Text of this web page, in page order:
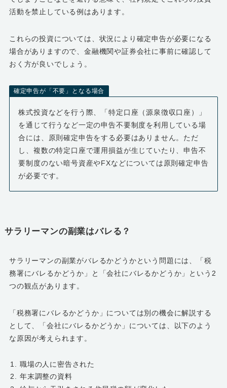
活動を禁止している例はあります。
これらの投資については、状況により確定申告が必要になる
場合がありますので、金融機関や証券会社に事前に確認して
おく方が良いでしょう。
確定申告が「不要」となる場合
株式投資などを行う際、「特定口座（源泉徴収口座）」
を通じて行うなど一定の申告不要制度を利用している場
合には、原則確定申告をする必要はありません。ただ
し、複数の特定口座で運用損益が生じていたり、申告不
要制度のない暗号資産やFXなどについては原則確定申告
が必要です。
サラリーマンの副業はバレる？
サラリーマンの副業がバレるかどうかという問題には、「税
務署にバレるかどうか」と「会社にバレるかどうか」という2
つの観点があります。
「税務署にバレるかどうか」については別の機会に解説する
として、「会社にバレるかどうか」については、以下のよう
な原因が考えられます。
職場の人に密告された
年末調整の資料